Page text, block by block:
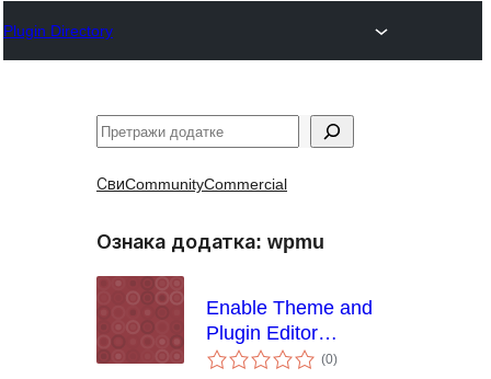
Plugin Directory
Претрага
СвиCommunityCommercial
Ознака додатка: wpmu
Enable Theme and
Plugin Editor
(WPMU)
(0укупних
оцена
)